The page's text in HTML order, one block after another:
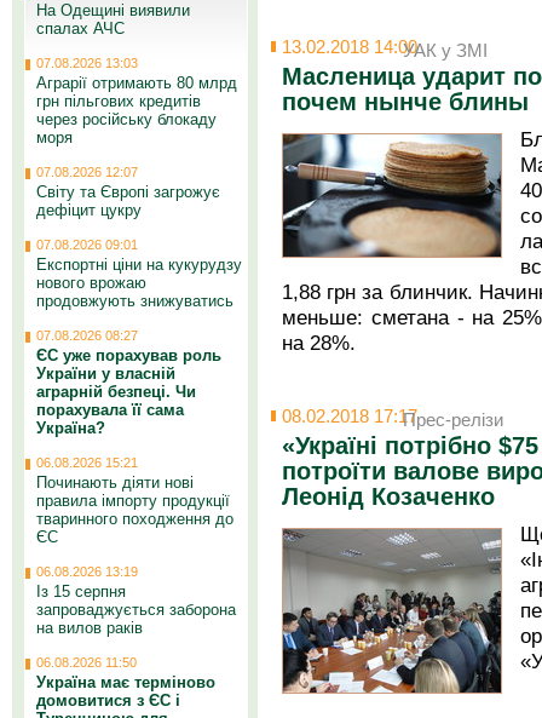
13.02.2018 14:00УАК у ЗМІ
Масленица ударит
почем нынче блины
1,88 грн за блинчик.
меньше: сметана - на
на 28%.
08.02.2018 17:17Прес-релізи
«Україні потрібно
потроїти валове
Леонід Козаченко
На Одещині виявили
спалах АЧС
07.08.2026 13:03
Аграрії отримають 80 млрд
грн пільгових кредитів
через російську блокаду
моря
07.08.2026 12:07
Світу та Європі загрожує
дефіцит цукру
07.08.2026 09:01
Експортні ціни на кукурудзу
нового врожаю
продовжують знижуватись
07.08.2026 08:27
ЄС уже порахував роль
України у власній
аграрній безпеці. Чи
порахувала її сама
Україна?
06.08.2026 15:21
Починають діяти нові
правила імпорту продукції
тваринного походження до
ЄС
06.08.2026 13:19
Із 15 серпня
запроваджується заборона
на вилов раків
06.08.2026 11:50
Україна має терміново
домовитися з ЄС і